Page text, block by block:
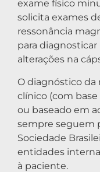
exame físico
solicita exames
ressonância
para
alterações na
O diagnóstico da
clínico (com
ou baseado em
sempre seguem
Sociedade
entidades
à paciente.